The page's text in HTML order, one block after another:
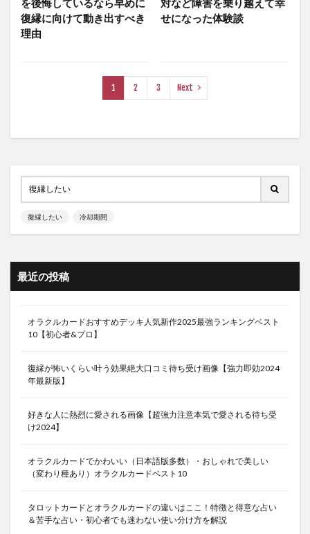
復縁に向けて動き出すべき
理由
せになった体験談
1 2 3 Next
復縁したい 冷却期間
最近の投稿
オラクルカードおすすめデッキ人気新作2025最強ランキングベスト
10【初心者&プロ】
復縁が怖いくらい叶う効果絶大口コミ待ち受け画像【強力即効2024
年最新版】
好きな人に熱烈に愛される画像【超強力注意本気で愛される待ち受
け2024】
オラクルカードでかわいい（日本語版多数）・おしゃれで美しい
（変わり種あり）オラクルカードベスト10
タロットカードとオラクルカードの違いはここ！特徴と得意な占い
＆苦手な占い・初心者でも迷わない使い分け方を解説